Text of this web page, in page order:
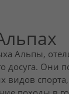
Альпы,
досуга. Они
спорта,